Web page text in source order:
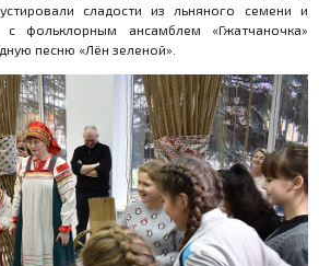
сладости из льняного семени и
фольклорным ансамблем «Гжатчаночка»
песню «Лён зеленой».